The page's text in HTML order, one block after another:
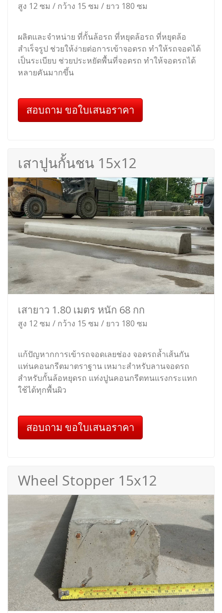
สูง 12 ซม / กว้าง 15 ซม / ยาว 180 ซม
ผลิตและจำหน่าย ที่กั้นล้อรถ ที่หยุดล้อรถ ที่หยุดล้อ
สำเร็จรูป ช่วยให้ง่ายต่อการเข้าจอดรถ ทำให้รถจอดได้
เป็นระเบียบ ช่วยประหยัดพื้นที่จอดรถ ทำให้จอดรถได้
หลายคันมากขึ้น
สอบถาม ขอใบเสนอราคา
เสาปูนกั้นชน 15x12
เสายาว 1.80 เมตร หนัก 68 กก
สูง 12 ซม / กว้าง 15 ซม / ยาว 180 ซม
แก้ปัญหากการเข้ารถจอดเลยช่อง จอดรถล้ำเส้นกัน
แท่นคอนกรีตมาตราฐาน เหมาะสำหรับลานจอดรถ
สำหรับกั้นล้อหยุดรถ แท่งปูนคอนกรีตทนแรงกระแทก
ใช้ได้ทุกพื้นผิว
สอบถาม ขอใบเสนอราคา
Wheel Stopper 15x12